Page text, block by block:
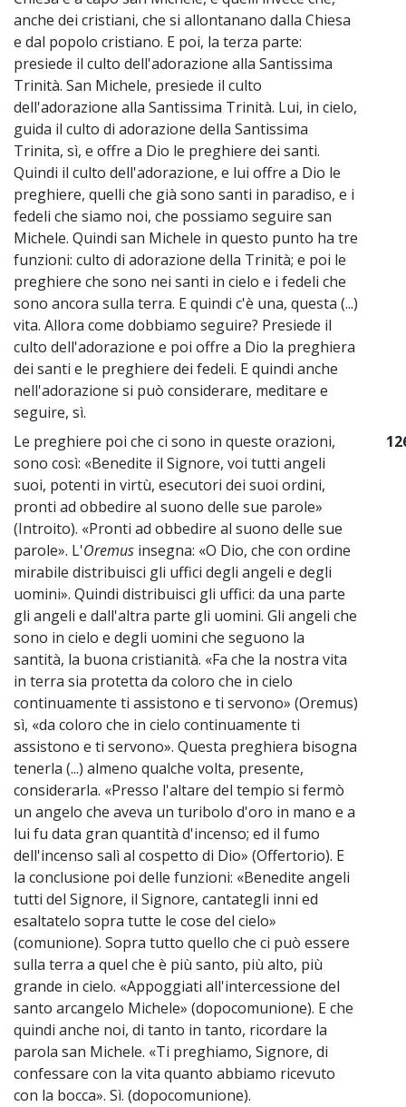
anche dei cristiani, che si allontanano dalla Chiesa
e dal popolo cristiano. E poi, la terza parte:
presiede il culto dell'adorazione alla Santissima
Trinità. San Michele, presiede il culto
dell'adorazione alla Santissima Trinità. Lui, in cielo,
guida il culto di adorazione della Santissima
Trinita, sì, e offre a Dio le preghiere dei santi.
Quindi il culto dell'adorazione, e lui offre a Dio le
preghiere, quelli che già sono santi in paradiso, e i
fedeli che siamo noi, che possiamo seguire san
Michele. Quindi san Michele in questo punto ha tre
funzioni: culto di adorazione della Trinità; e poi le
preghiere che sono nei santi in cielo e i fedeli che
sono ancora sulla terra. E quindi c'è una, questa (...)
vita. Allora come dobbiamo seguire? Presiede il
culto dell'adorazione e poi offre a Dio la preghiera
dei santi e le preghiere dei fedeli. E quindi anche
nell'adorazione si può considerare, meditare e
seguire, sì.
Le preghiere poi che ci sono in queste orazioni,
sono così: «Benedite il Signore, voi tutti angeli
suoi, potenti in virtù, esecutori dei suoi ordini,
pronti ad obbedire al suono delle sue parole»
(Introito). «Pronti ad obbedire al suono delle sue
parole». L'Oremus insegna: «O Dio, che con ordine
mirabile distribuisci gli uffici degli angeli e degli
uomini». Quindi distribuisci gli uffici: da una parte
gli angeli e dall'altra parte gli uomini. Gli angeli che
sono in cielo e degli uomini che seguono la
santità, la buona cristianità. «Fa che la nostra vita
in terra sia protetta da coloro che in cielo
continuamente ti assistono e ti servono» (Oremus)
sì, «da coloro che in cielo continuamente ti
assistono e ti servono». Questa preghiera bisogna
tenerla (...) almeno qualche volta, presente,
considerarla. «Presso l'altare del tempio si fermò
un angelo che aveva un turibolo d'oro in mano e a
lui fu data gran quantità d'incenso; ed il fumo
dell'incenso salì al cospetto di Dio» (Offertorio). E
la conclusione poi delle funzioni: «Benedite angeli
tutti del Signore, il Signore, cantategli inni ed
esaltatelo sopra tutte le cose del cielo»
(comunione). Sopra tutto quello che ci può essere
sulla terra a quel che è più santo, più alto, più
grande in cielo. «Appoggiati all'intercessione del
santo arcangelo Michele» (dopocomunione). E che
quindi anche noi, di tanto in tanto, ricordare la
parola san Michele. «Ti preghiamo, Signore, di
confessare con la vita quanto abbiamo ricevuto
con la bocca». Sì. (dopocomunione).